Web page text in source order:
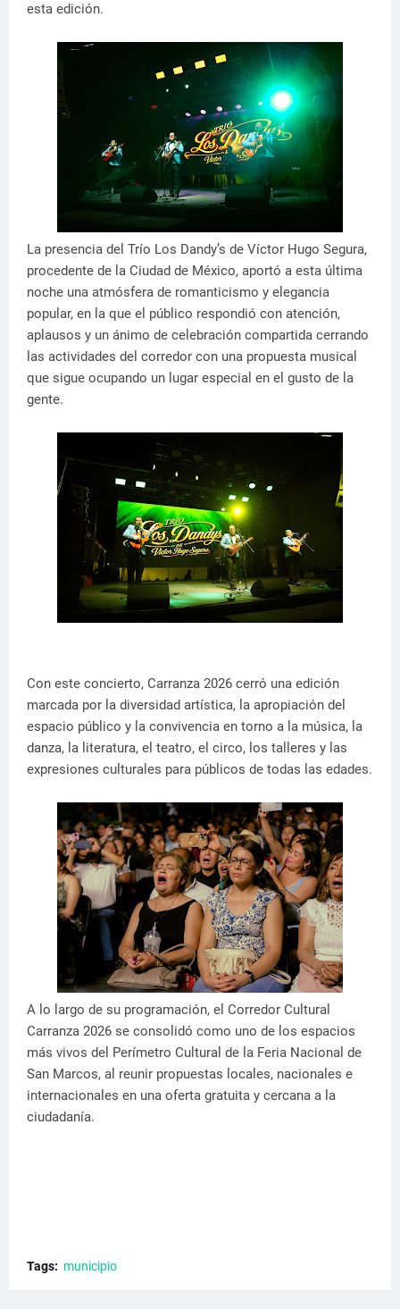
esta edición.
La presencia del Trío Los Dandy’s de Víctor Hugo Segura,
procedente de la Ciudad de México, aportó a esta última
noche una atmósfera de romanticismo y elegancia
popular, en la que el público respondió con atención,
aplausos y un ánimo de celebración compartida cerrando
las actividades del corredor con una propuesta musical
que sigue ocupando un lugar especial en el gusto de la
gente.
Con este concierto, Carranza 2026 cerró una edición
marcada por la diversidad artística, la apropiación del
espacio público y la convivencia en torno a la música, la
danza, la literatura, el teatro, el circo, los talleres y las
expresiones culturales para públicos de todas las edades.
A lo largo de su programación, el Corredor Cultural
Carranza 2026 se consolidó como uno de los espacios
más vivos del Perímetro Cultural de la Feria Nacional de
San Marcos, al reunir propuestas locales, nacionales e
internacionales en una oferta gratuita y cercana a la
ciudadanía.
Tags: municipio